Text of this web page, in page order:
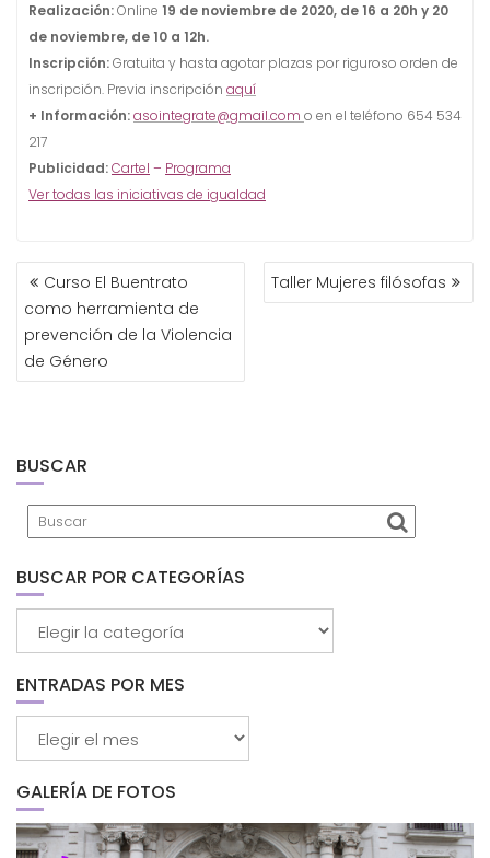
Realización:Online 19 de noviembre de 2020, de 16 a 20h y 20
de noviembre, de10 a 12h.
Inscripción:Gratuita y hasta agotar plazas por riguroso orden de
inscripción. Previa inscripción aquí
+ Información:asointegrate@gmail.com o en el teléfono 654 534
217
Publicidad:Cartel – Programa
Vertodas las iniciativas de igualdad
NAVEGACIÓN
DE
ENTRADAS
Curso El Buentrato
como herramienta de
prevención de la Violencia
de Género
Taller Mujeres filósofas
BUSCAR
BUSCAR POR CATEGORÍAS
ENTRADAS POR MES
GALERÍA DE FOTOS